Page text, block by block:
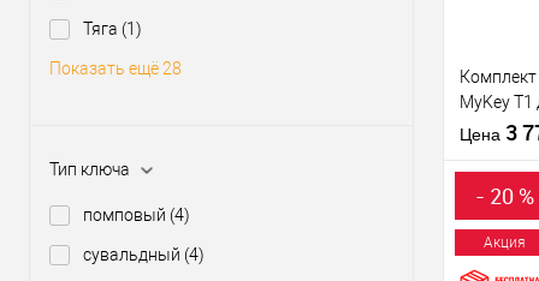
Тяга (1)
Показать ещё 28
Тип ключа
помповый (4)
сувальдный (4)
Тип ключа
Материал
Страна
Комплект
MyKey
60 мм
Цена 3
- 20 %
Акция